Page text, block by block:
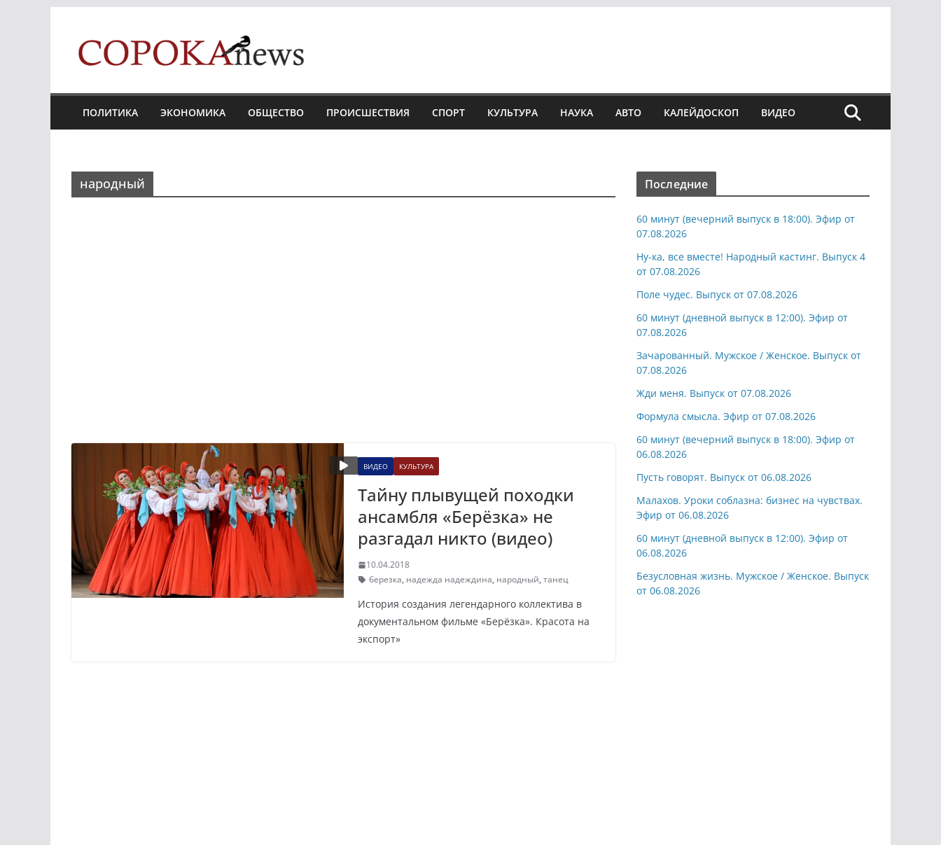
content
ПОЛИТИКА ЭКОНОМИКА ОБЩЕСТВО ПРОИСШЕСТВИЯ СПОРТ КУЛЬТУРА НАУКА АВТО КАЛЕЙДОСКОП ВИДЕО
народный
ВИДЕО КУЛЬТУРА
Тайну плывущей походки
ансамбля «Берёзка» не
разгадал никто (видео)
10.04.2018
березка, надежда надеждина, народный, танец
История создания легендарного коллектива в
документальном фильме «Берёзка». Красота на
экспорт»
Последние
60 минут (вечерний выпуск в 18:00). Эфир от
07.08.2026
Ну-ка, все вместе! Народный кастинг. Выпуск 4
от 07.08.2026
Поле чудес. Выпуск от 07.08.2026
60 минут (дневной выпуск в 12:00). Эфир от
07.08.2026
Зачарованный. Мужское / Женское. Выпуск от
07.08.2026
Жди меня. Выпуск от 07.08.2026
Формула смысла. Эфир от 07.08.2026
60 минут (вечерний выпуск в 18:00). Эфир от
06.08.2026
Пусть говорят. Выпуск от 06.08.2026
Малахов. Уроки соблазна: бизнес на чувствах.
Эфир от 06.08.2026
60 минут (дневной выпуск в 12:00). Эфир от
06.08.2026
Безусловная жизнь. Мужское / Женское. Выпуск
от 06.08.2026